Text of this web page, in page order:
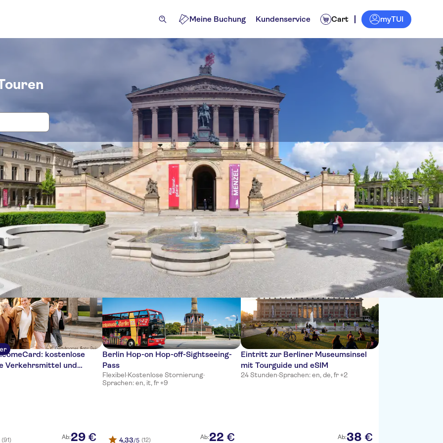
Meine Buchung Kundenservice Cart myTUI
Eintritt und Tickets für Museumsinsel Berlin
und Führungen Ausflüge und Tagestouren Aktivitäten Tickets und Events Erlebnisse für Einheimische
Sortieren nach:
kostenlose
Verkehrsmittel und
(91) Ab:29 €
Berlin Hop-on Hop-off-Sightseeing-
Pass
Flexibel·Kostenlose Stornierung·
Sprachen: en, it, fr +9
4,33/5 (12) Ab:22 €
Eintritt zur Berliner Museumsinsel
mit Tourguide und eSIM
24 Stunden·Sprachen: en, de, fr +2
Ab:38 €